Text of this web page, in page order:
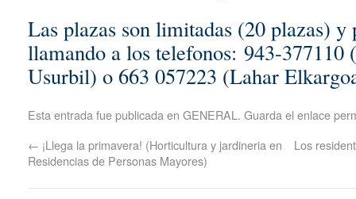
Las plazas son limitadas (20 plazas)
llamando a los telefonos: 943-377110
Usurbil) o 663 057223 (Lahar
Esta entrada fue publicada en GENERAL . Guarda el enlace
← ¡Llega la primavera! (Horticultura y jardineria en
Residencias de Personas Mayores)
Los